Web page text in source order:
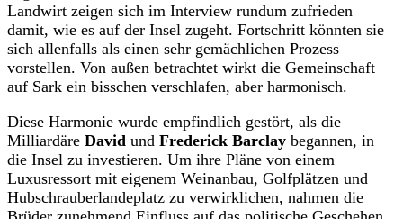
Landwirt zeigen sich im Interview rundum zufrieden
damit, wie es auf der Insel zugeht. Fortschritt könnten sie
sich allenfalls als einen sehr gemächlichen Prozess
vorstellen. Von außen betrachtet wirkt die Gemeinschaft
auf Sark ein bisschen verschlafen, aber harmonisch.
Diese Harmonie wurde empfindlich gestört, als die
Milliardäre David und Frederick Barclay begannen, in
die Insel zu investieren. Um ihre Pläne von einem
Luxusressort mit eigenem Weinanbau, Golfplätzen und
Hubschrauberlandeplatz zu verwirklichen, nahmen die